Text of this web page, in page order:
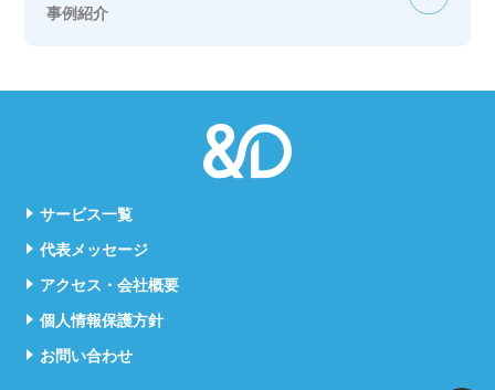
事例紹介
サービス一覧
代表メッセージ
アクセス・会社概要
個人情報保護方針
お問い合わせ